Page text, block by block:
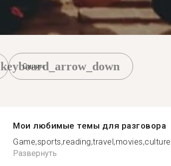
Синин
keyboard_arrow_down
Мои любимые темы для разговора
Развернуть